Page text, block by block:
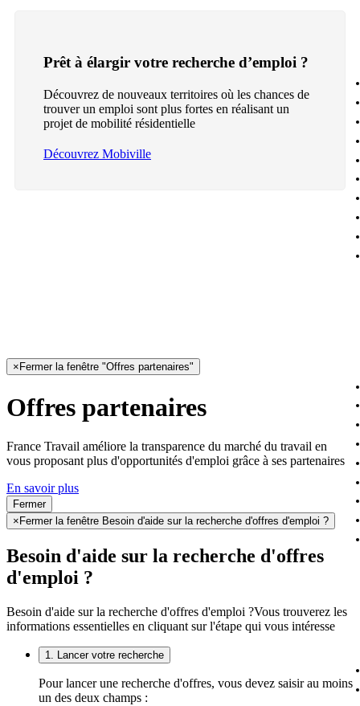
Prêt à élargir votre recherche d’emploi ?
Découvrez de nouveaux territoires où les chances de
trouver un emploi sont plus fortes en réalisant un
projet de mobilité résidentielle
Découvrez Mobiville
× Fermer la fenêtre "Offres partenaires"
Offres partenaires
France Travail améliore la transparence du marché du travail en
vous proposant plus d'opportunités d'emploi grâce à ses partenaires
En savoir plus
Fermer
× Fermer la fenêtre Besoin d'aide sur la recherche d'offres d'emploi ?
Besoin d'aide sur la recherche d'offres
d'emploi ?
Besoin d'aide sur la recherche d'offres d'emploi ?Vous trouverez les
informations essentielles en cliquant sur l'étape qui vous intéresse
1. Lancer votre recherche
Pour lancer une recherche d'offres, vous devez saisir au moins
un des deux champs :